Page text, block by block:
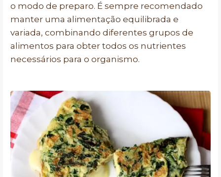
o modo de preparo. É sempre recomendado
manter uma alimentação equilibrada e
variada, combinando diferentes grupos de
alimentos para obter todos os nutrientes
necessários para o organismo.